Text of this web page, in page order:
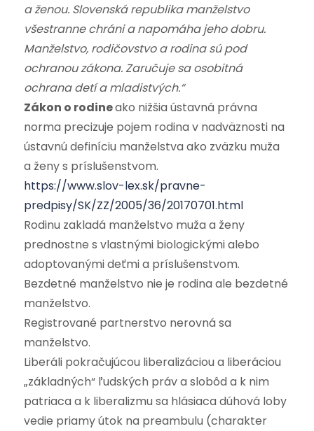
a ženou. Slovenská republika manželstvo
všestranne chráni a napomáha jeho dobru.
Manželstvo, rodičovstvo a rodina sú pod
ochranou zákona. Zaručuje sa osobitná
ochrana detí a mladistvých.“
Zákon o rodineako nižšia ústavná právna
norma precizuje pojem rodina v nadväznosti na
ústavnú definíciu manželstva ako zväzku muža
a ženy s príslušenstvom.
https://www.slov-lex.sk/pravne-
predpisy/SK/ZZ/2005/36/20170701.html
Rodinu zakladá manželstvo muža a ženy
prednostne s vlastnými biologickými alebo
adoptovanými deťmi a príslušenstvom.
Bezdetné manželstvo nie je rodina ale bezdetné
manželstvo.
Registrované partnerstvo nerovná sa
manželstvo.
Liberáli pokračujúcou liberalizáciou a liberáciou
„základných“ ľudských práv a slobôd a k nim
patriaca a k liberalizmu sa hlásiaca dúhová loby
vedie priamy útok na preambulu (charakter